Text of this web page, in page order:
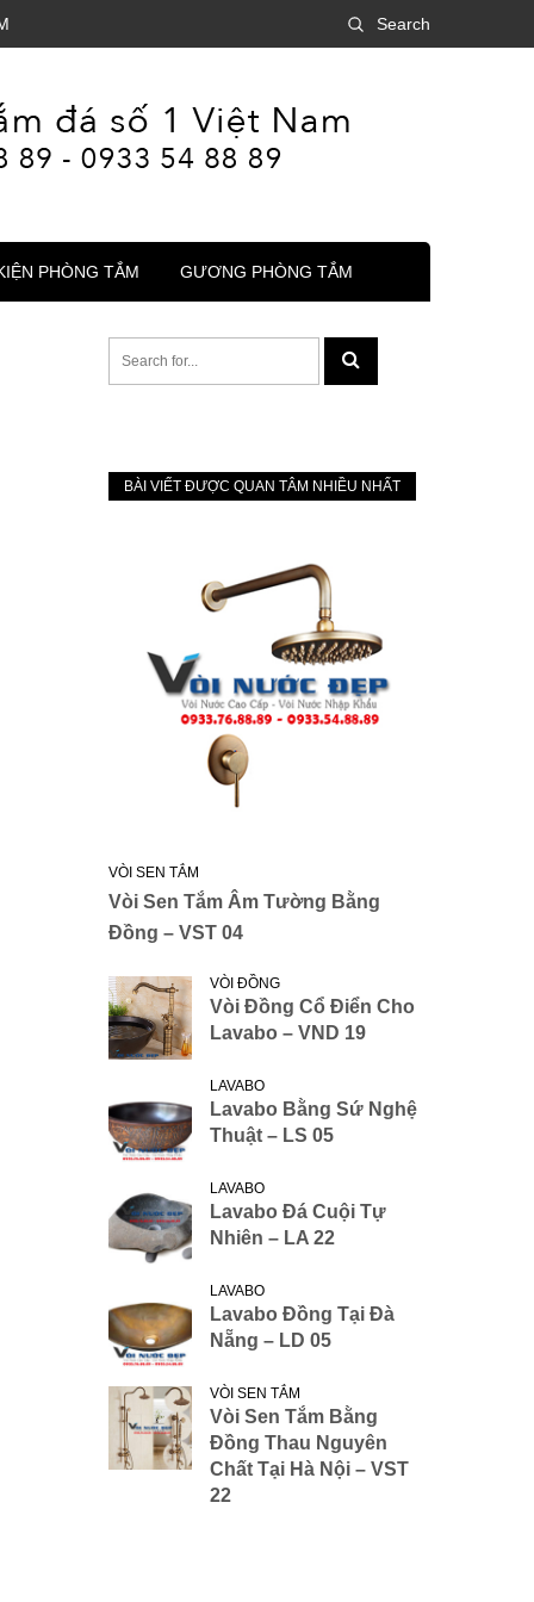
Search
PHÒNG TẮM GƯƠNG PHÒNG TẮM
BÀI VIẾT ĐƯỢC QUAN TÂM NHIỀU NHẤT
VÒI SEN TẮM
Vòi Sen Tắm Âm Tường Bằng
Đồng – VST 04
VÒI ĐỒNG
Vòi Đồng Cổ Điển Cho
Lavabo – VND 19
LAVABO
Lavabo Bằng Sứ Nghệ
Thuật – LS 05
LAVABO
Lavabo Đá Cuội Tự
Nhiên – LA 22
LAVABO
Lavabo Đồng Tại Đà
Nẵng – LD 05
VÒI SEN TẮM
Vòi Sen Tắm Bằng
Đồng Thau Nguyên
Chất Tại Hà Nội – VST
22